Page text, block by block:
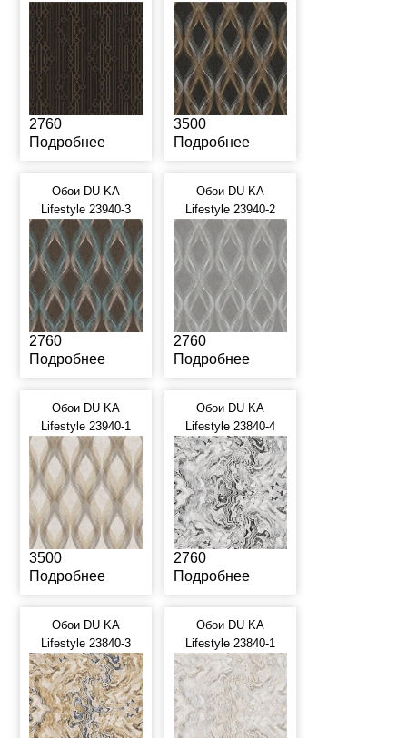
2760
Подробнее
3500
Подробнее
Обои DU KA
Lifestyle 23940-3
2760
Подробнее
Обои DU KA
Lifestyle 23940-2
2760
Подробнее
Обои DU KA
Lifestyle 23940-1
3500
Подробнее
Обои DU KA
Lifestyle 23840-4
2760
Подробнее
Обои DU KA
Lifestyle 23840-3
Обои DU KA
Lifestyle 23840-1